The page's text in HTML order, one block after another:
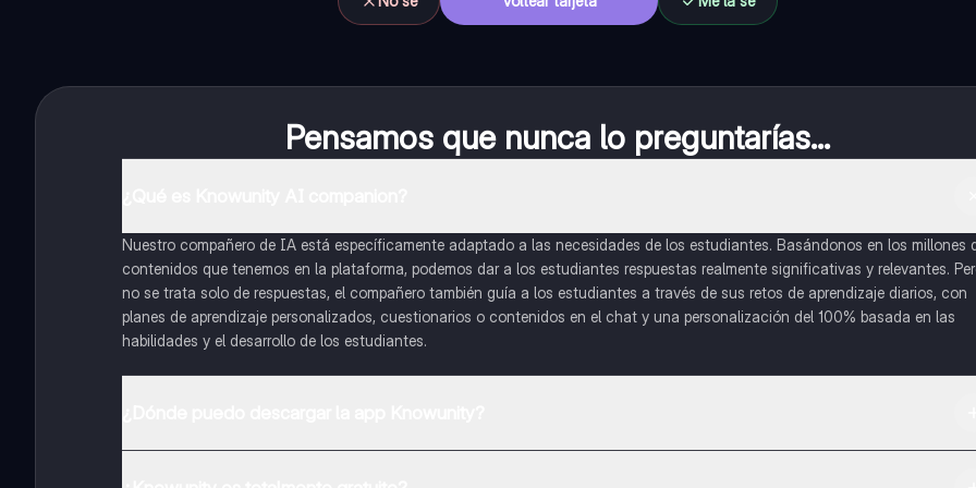
Pensamos que nunca lo preguntarías...
Nuestro compañero de IA está específicamente adaptado a las necesidades de los estudiantes. Basándonos en los millones
contenidos que tenemos en la plataforma, podemos dar a los estudiantes respuestas realmente significativas y relevantes.
no se trata solo de respuestas, el compañero también guía a los estudiantes a través de sus retos de aprendizaje diarios, con
planes de aprendizaje personalizados, cuestionarios o contenidos en el chat y una personalización del 100% basada en las
habilidades y el desarrollo de los estudiantes.